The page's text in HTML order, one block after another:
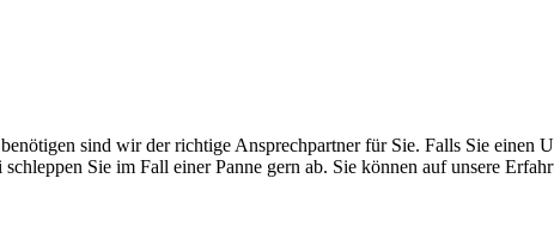
sind wir der richtige Ansprechpartner für Sie. Falls Sie einen
Sie im Fall einer Panne gern ab. Sie können auf unsere